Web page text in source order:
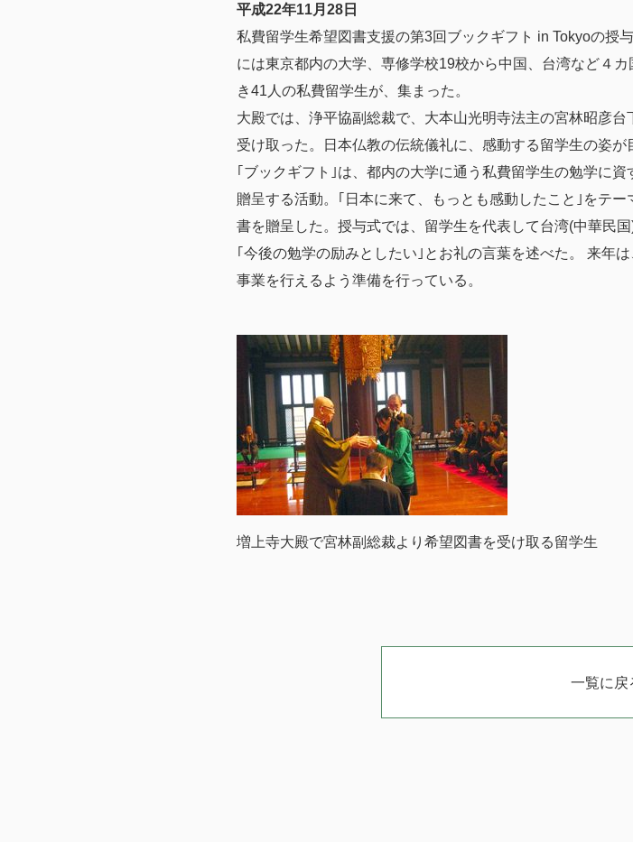
平成22年11月28日
私費留学生希望図書支援の第3回ブックギフト in Tokyoの授
には東京都内の大学、専修学校19校から中国、台湾など４
き41人の私費留学生が、集まった。
大殿では、浄平協副総裁で、大本山光明寺法主の宮林昭彦
受け取った。日本仏教の伝統儀礼に、感動する留学生の姿が
｢ブックギフト｣は、都内の大学に通う私費留学生の勉学に
贈呈する活動。｢日本に来て、もっとも感動したこと｣をテ
書を贈呈した。授与式では、留学生を代表して台湾(中華民
｢今後の勉学の励みとしたい｣とお礼の言葉を述べた。 来年
事業を行えるよう準備を行っている。
増上寺大殿で宮林副総裁より希望図書を受け取る留学生
一覧に戻